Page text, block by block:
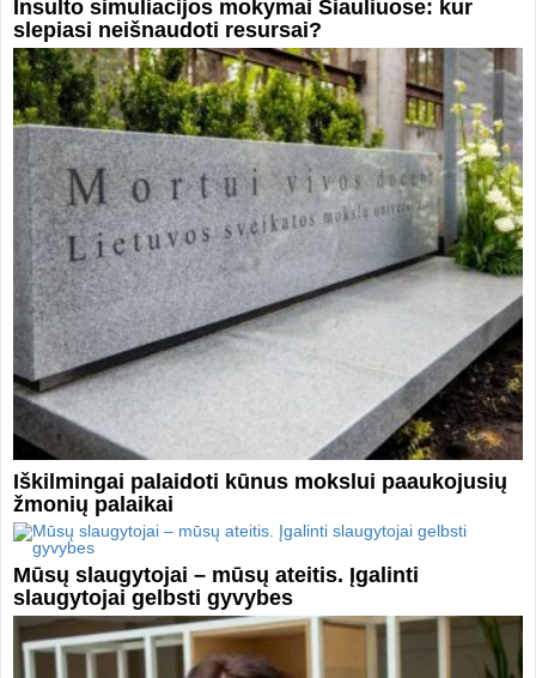
Insulto simuliacijos mokymai Šiauliuose: kur
slepiasi neišnaudoti resursai?
Iškilmingai palaidoti kūnus mokslui paaukojusių
žmonių palaikai
Mūsų slaugytojai – mūsų ateitis. Įgalinti
slaugytojai gelbsti gyvybes